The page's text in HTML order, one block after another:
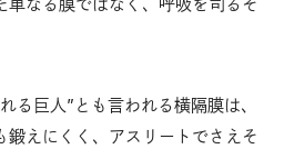
る巨人”とも言われる横隔膜は、
えにくく、アスリートでさえそ